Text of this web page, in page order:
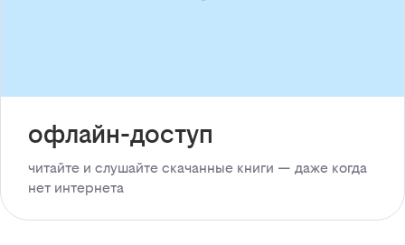
офлайн-доступ
читайте и слушайте скачанные книги — даже когда
нет интернета